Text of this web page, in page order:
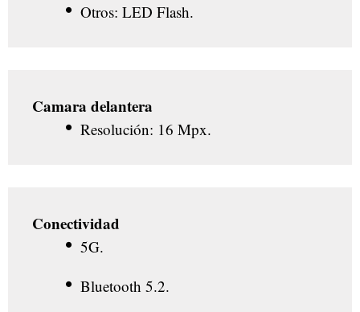
Otros: LED Flash.
Camara delantera
Resolución: 16 Mpx.
Conectividad
5G.
Bluetooth 5.2.